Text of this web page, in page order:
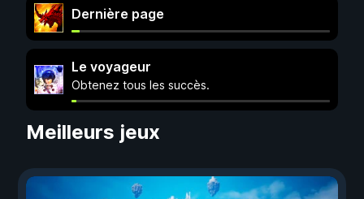
Dernière page
Le voyageur
Obtenez tous les succès.
Meilleurs jeux